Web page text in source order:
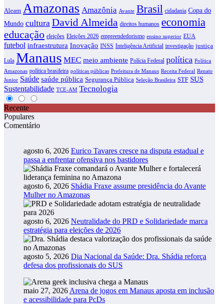
Aleam Amazonas Amazônia Avante Brasil cidadania Copa do
Mundo cultura David Almeida direitos humanos economia
educação eleições Eleições 2026 empreendedorismo ensino superior EUA
futebol infraestrutura Inovação INSS Inteligência Artificial investigação justiça
Lula Manaus MEC meio ambiente Polícia Federal política Política
Amazonas política brasileira políticas públicas Prefeitura de Manaus Receita Federal Renato
Junior Saúde saúde pública Segurança Pública Seleção Brasileira STF SUS
Sustentabilidade TCE-AM Tecnologia
Recente
Populares
Comentário
agosto 6, 2026 Eurico Tavares cresce na disputa estadual e
passa a enfrentar ofensiva nos bastidores
agosto 6, 2026 Shádia Fraxe assume presidência do Avante
Mulher no Amazonas
agosto 6, 2026 Neutralidade do PRD e Solidariedade marca
estratégia para eleições de 2026
agosto 5, 2026 Dia Nacional da Saúde: Dra. Shádia reforça
defesa dos profissionais do SUS
maio 27, 2026 Arena de jogos em Manaus aposta em inclusão
e acessibilidade para PcDs